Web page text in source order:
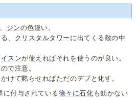
ジンの色違い。
、 クリスタルタワー に出てくる敵の中
イスンが使えればそれを使うのが良い。
で注意。
けて黙らせればただのデブと化す。
に付与されている徐々に石化 も効かない